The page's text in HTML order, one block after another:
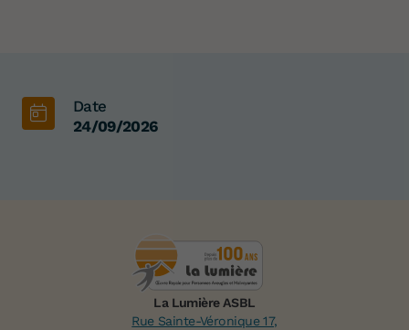
Date
24/09/2026
La Lumière ASBL
Rue Sainte-Véronique 17,